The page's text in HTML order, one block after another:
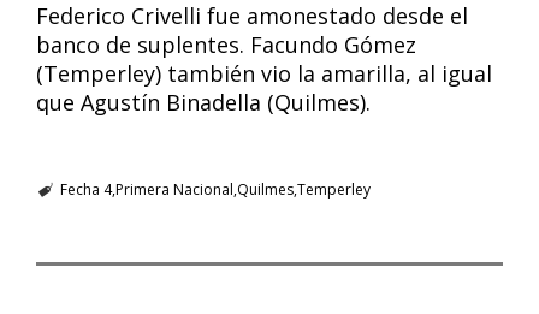
Federico Crivelli fue amonestado desde el
banco de suplentes. Facundo Gómez
(Temperley) también vio la amarilla, al igual
que Agustín Binadella (Quilmes).
Fecha 4Primera Nacional QuilmesTemperley